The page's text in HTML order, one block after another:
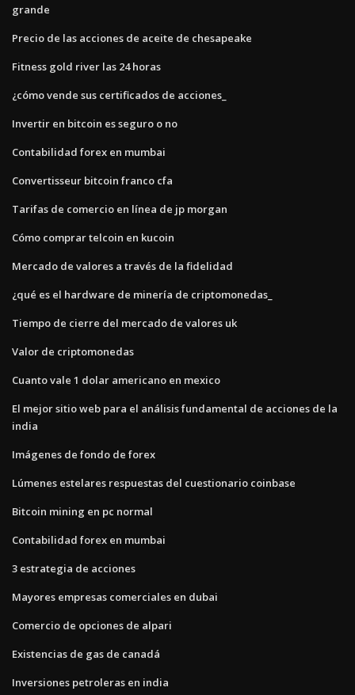
grande
Precio de las acciones de aceite de chesapeake
Fitness gold river las 24 horas
¿cómo vende sus certificados de acciones_
Invertir en bitcoin es seguro o no
Contabilidad forex en mumbai
Convertisseur bitcoin franco cfa
Tarifas de comercio en línea de jp morgan
Cómo comprar telcoin en kucoin
Mercado de valores a través de la fidelidad
¿qué es el hardware de minería de criptomonedas_
Tiempo de cierre del mercado de valores uk
Valor de criptomonedas
Cuanto vale 1 dolar americano en mexico
El mejor sitio web para el análisis fundamental de acciones de la
india
Imágenes de fondo de forex
Lúmenes estelares respuestas del cuestionario coinbase
Bitcoin mining en pc normal
Contabilidad forex en mumbai
3 estrategia de acciones
Mayores empresas comerciales en dubai
Comercio de opciones de alpari
Existencias de gas de canadá
Inversiones petroleras en india